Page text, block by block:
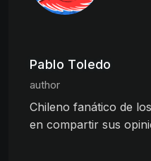
Pablo Toledo
author
Chileno fanático de
en compartir sus